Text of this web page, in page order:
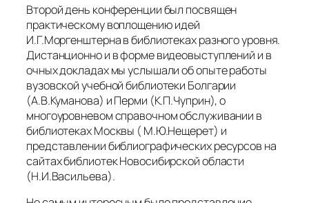
Второй день конференции был посвящен
практическому воплощению идей
И.Г.Моргенштерна в библиотеках разного уровня.
Дистанционно и в форме видеовыступлений и в
очных докладах мы услышали об опыте работы
вузовской учебной библиотеки Болгарии
(А.В.Куманова) и Перми (К.П.Чуприн), о
многоуровневом справочном обслуживании в
библиотеках Москвы ( М.Ю.Нещерет) и
представлении библиографических ресурсов на
сайтах библиотек Новосибирской области
(Н.И.Васильева).